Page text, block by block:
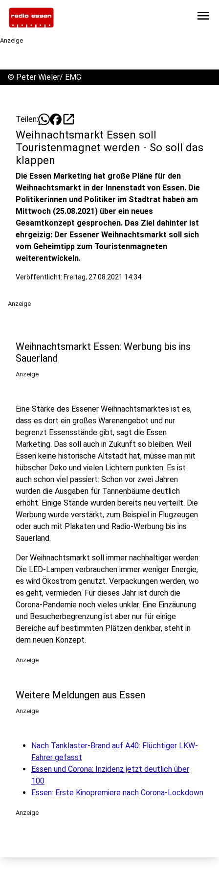
menu
Anzeige
© Peter Wieler/ EMG
Teilen: open_in_new
Weihnachtsmarkt Essen soll
Touristenmagnet werden - So soll das
klappen
Die Essen Marketing hat große Pläne für den
Weihnachtsmarkt in der Innenstadt von Essen. Die
Politikerinnen und Politiker im Stadtrat haben am
Mittwoch (25.08.2021) über ein neues
Gesamtkonzept gesprochen. Das Ziel dahinter ist
ehrgeizig: Der Essener Weihnachtsmarkt soll sich
vom Geheimtipp zum Touristenmagneten
weiterentwickeln.
Veröffentlicht: Freitag, 27.08.2021 14:34
Anzeige
Weihnachtsmarkt Essen: Werbung bis ins
Sauerland
Anzeige
Eine Stärke des Essener Weihnachtsmarktes ist es,
dass es dort ein großes Warenangebot und nur
begrenzt Essensstände gibt, sagt die Essen
Marketing. Das soll auch in Zukunft so bleiben. Weil
Essen keine historische Altstadt hat, müsse man mit
hübscher Deko und vielen Lichtern punkten. Es ist
auch schon viel passiert: Schon vor zwei Jahren
wurden die Ausgaben für Tannenbäume deutlich
erhöht. Einige Stände wurden bereits neu verteilt. Die
Werbung wurde verstärkt, zum Beispiel in Flugzeugen
oder auch mit Plakaten und Radio-Werbung bis ins
Sauerland.
Der Weihnachtsmarkt soll immer nachhaltiger werden:
Die LED-Lampen verbrauchen immer weniger Energie,
es wird Ökostrom genutzt. Verpackungen werden, wo
es geht, vermieden. Für dieses Jahr ist durch die
Corona-Pandemie noch vieles unklar. Eine Einzäunung
und Besucherbegrenzung ist aber nur für einige
Bereiche auf bestimmten Plätzen denkbar, steht in
dem neuen Konzept.
Anzeige
Weitere Meldungen aus Essen
Anzeige
Nach Tanklaster-Brand auf A40: Flüchtiger LKW-
Fahrer gefasst
Essen und Corona: Inzidenz jetzt deutlich über
100
Essen: Erste Kinopremiere nach Corona-Lockdown
Anzeige